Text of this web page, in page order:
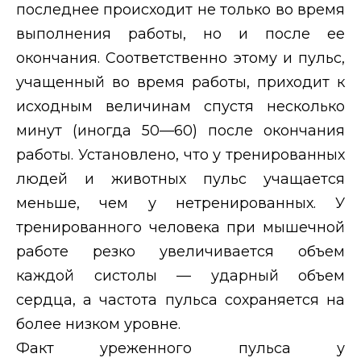
последнее происходит не только во время
выполнения работы, но и после ее
окончания. Соответственно этому и пульс,
учащенный во время работы, приходит к
исходным величинам спустя несколько
минут (иногда 50—60) после окончания
работы. Установлено, что у тренированных
людей и животных пульс учащается
меньше, чем у нетренированных. У
тренированного человека при мышечной
работе резко увеличивается объем
каждой систолы — ударный объем
сердца, а частота пульса сохраняется на
более низком уровне.
Факт уреженного пульса у